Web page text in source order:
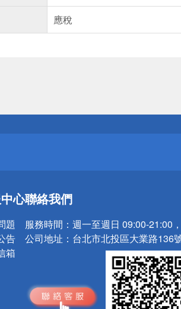
應稅
心！
心！
心
題
告
箱
聯絡我們
服務時間： 週一至週日 09:00-21:00
公司地址： 台北市北投區大業路136